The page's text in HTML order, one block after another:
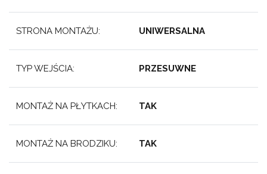
STRONA MONTAŻU: UNIWERSALNA
TYP WEJŚCIA: PRZESUWNE
MONTAŻ NA PŁYTKACH: TAK
MONTAŻ NA BRODZIKU: TAK